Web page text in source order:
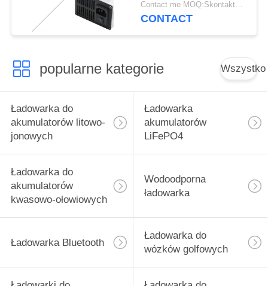
Contact me MOQ:Skontaktuj się ze mną
CONTACT
popularne kategorie Wszystko
Ładowarka do
akumulatorów litowo-
jonowych
Ładowarka
akumulatorów
LiFePO4
Ładowarka do
akumulatorów
kwasowo-ołowiowych
Wodoodporna
ładowarka
Ładowarka Bluetooth
Ładowarka do
wózków golfowych